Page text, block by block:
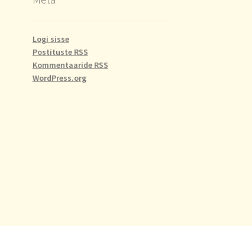
Logi sisse
Postituste RSS
Kommentaaride RSS
WordPress.org